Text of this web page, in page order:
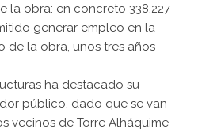
la obra: en concreto 338.227
generar empleo en la
de la obra, unos tres años
ha destacado su
público, dado que se van
vecinos de Torre Alháquime